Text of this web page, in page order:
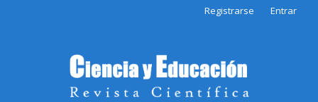
Registrarse Entrar